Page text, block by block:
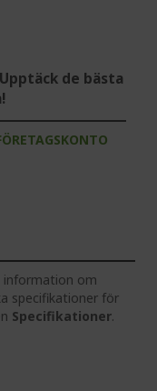
de bästa
information om
specifikationer för
Specifikationer.